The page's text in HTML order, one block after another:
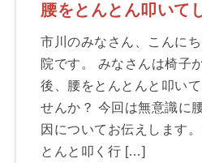
腰をとんとん叩いて
市川のみなさん、こんに
院です。 みなさんは椅子
後、腰をとんとんと叩い
せんか？ 今回は無意識に
因についてお伝えします
とんと叩く行 […]